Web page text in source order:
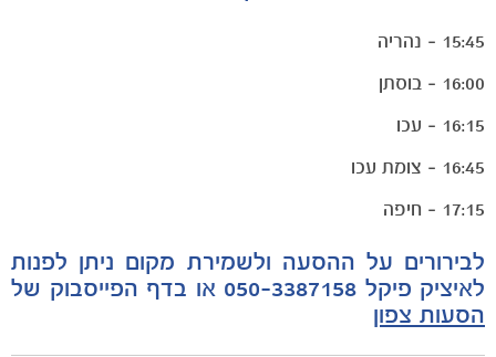
ותוצאות
15:45 – נהריה
16:00 – בוסתן
16:15 – עכו
16:45 – צומת עכו
17:15 – חיפה
לבירורים על ההסעה ולשמירת מקום ניתן לפנות
לאיציק פיקל 050-3387158 או בדף הפייסבוק של
הסעות צפון